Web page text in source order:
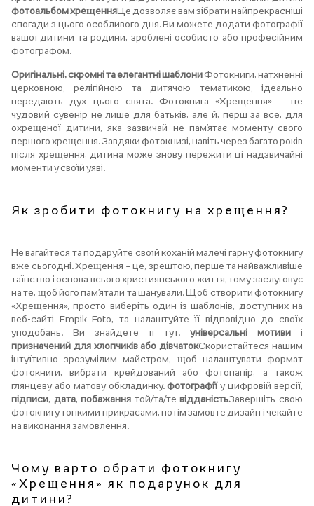
фотоальбом хрещенняЦе дозволяє вам зібрати найпрекрасніші
спогади з цього особливого дня. Ви можете додати фотографії
вашої дитини та родини, зроблені особисто або професійним
фотографом.
Оригінальні, скромні та елегантні шаблониФотокниги, натхненні
церковною, релігійною та дитячою тематикою, ідеально
передають дух цього свята. Фотокнига «Хрещення» – це
чудовий сувенір не лише для батьків, але й, перш за все, для
охрещеної дитини, яка зазвичай не пам’ятає моменту свого
першого хрещення. Завдяки фотокнизі, навіть через багато років
після хрещення, дитина може знову пережити ці надзвичайні
моменти у своїй уяві.
Як зробити фотокнигу на хрещення?
Не вагайтеся та подаруйте своїй коханій малечі гарну фотокнигу
вже сьогодні. Хрещення – це, зрештою, перше та найважливіше
таїнство і основа всього християнського життя, тому заслуговує
на те, щоб його пам’ятали та шанували. Щоб створити фотокнигу
«Хрещення», просто виберіть один із шаблонів, доступних на
веб-сайті Empik Foto, та налаштуйте її відповідно до своїх
уподобань. Ви знайдете її тут. універсальні мотиви і
призначений для хлопчиків або дівчатокСкористайтеся нашим
інтуїтивно зрозумілим майстром, щоб налаштувати формат
фотокниги, вибрати крейдований або фотопапір, а також
глянцеву або матову обкладинку.фотографіїу цифровій версії,
підписи
дата,побажання той/та/тевідданістьЗавершіть свою
фотокнигу тонкими прикрасами, потім замовте дизайн і чекайте
на виконання замовлення.
Чому варто обрати фотокнигу
«Хрещення» як подарунок для
дитини?